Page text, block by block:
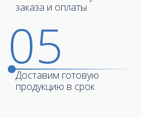
заказа и оплаты
05
Доставим готовую
продукцию в срок